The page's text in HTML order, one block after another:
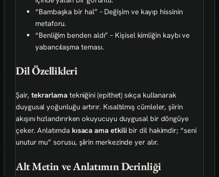
“Bambaşka bir hal” – Değişim ve kayıp hissinin
metaforu.
“Benliğim benden aldı” – Kişisel kimliğin kaybı ve
yabancılaşma teması.
Dil Özellikleri
Şair, tekrarlamatekniğini (epithet) sıkça kullanarak
duygusal yoğunluğu artırır. Kısaltılmış cümleler, şiirin
akışını hızlandırırken okuyucuyu duygusal bir döngüye
çeker. Anlatımda kısaca ama etkili bir dil hakimdir; “seni
unutur mu” sorusu, şiirin merkezinde yer alır.
Alt Metin ve Anlatımın Derinliği